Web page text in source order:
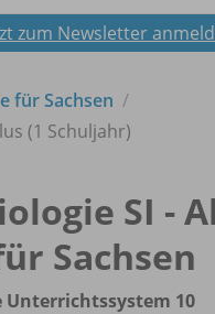
zum Newsletter
für Sachsen
(1 Schuljahr)
SI -
Sachsen
Unterrichtssystem 10